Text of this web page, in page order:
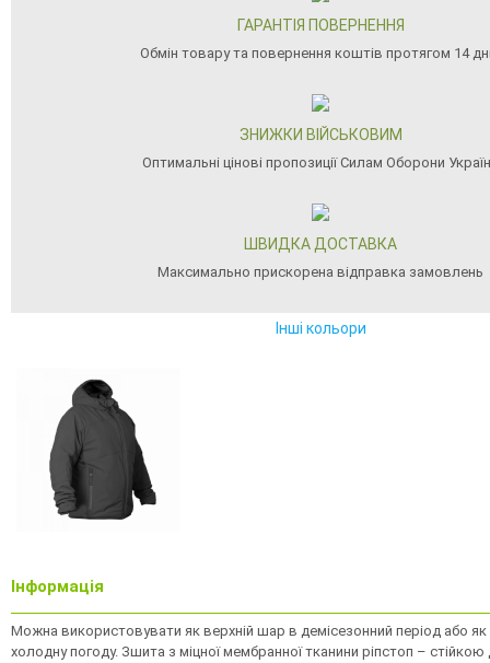
ГАРАНТІЯ ПОВЕРНЕННЯ
Обмін товару та повернення коштів протягом 14
ЗНИЖКИ ВІЙСЬКОВИМ
Оптимальні цінові пропозиції Силам Оборони
ШВИДКА ДОСТАВКА
Максимально прискорена відправка замовлень
Інші кольори
Інформація
Можна використовувати як верхній шар в демісезонний період або
холодну погоду. Зшита з міцної мембранної тканини ріпстоп – стійкою